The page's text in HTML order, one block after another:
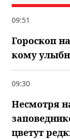
09:51
Гороскоп
кому
09:30
Несмотря
цветут